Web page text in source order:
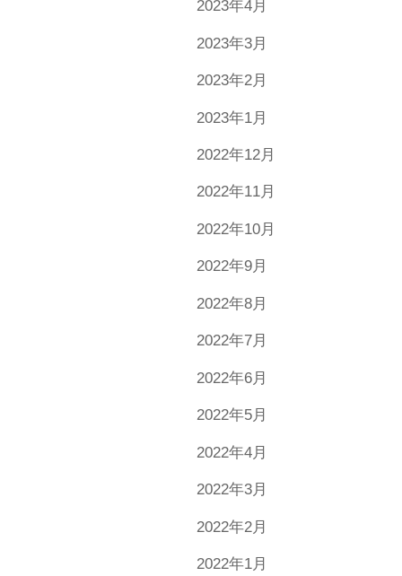
2023年4月
2023年3月
2023年2月
2023年1月
2022年12月
2022年11月
2022年10月
2022年9月
2022年8月
2022年7月
2022年6月
2022年5月
2022年4月
2022年3月
2022年2月
2022年1月